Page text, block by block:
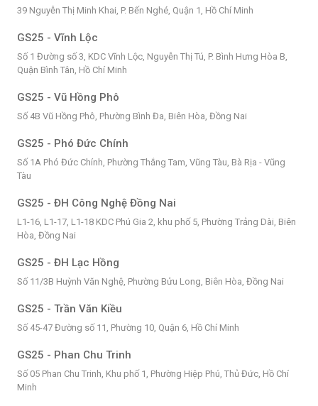
39 Nguyễn Thị Minh Khai, P. Bến Nghé, Quận 1, Hồ Chí Minh
GS25 - Vĩnh Lộc
Số 1 Đường số 3, KDC Vĩnh Lộc, Nguyễn Thị Tú, P. Bình Hưng Hòa B,
Quận Bình Tân, Hồ Chí Minh
GS25 - Vũ Hồng Phô
Số 4B Vũ Hồng Phô, Phường Bình Đa, Biên Hòa, Đồng Nai
GS25 - Phó Đức Chính
Số 1A Phó Đức Chính, Phường Thắng Tam, Vũng Tàu, Bà Rịa - Vũng
Tàu
GS25 - ĐH Công Nghệ Đồng Nai
L1-16, L1-17, L1-18 KDC Phú Gia 2, khu phố 5, Phường Trảng Dài, Biên
Hòa, Đồng Nai
GS25 - ĐH Lạc Hồng
Số 11/3B Huỳnh Văn Nghệ, Phường Bửu Long, Biên Hòa, Đồng Nai
GS25 - Trần Văn Kiều
Số 45-47 Đường số 11, Phường 10, Quận 6, Hồ Chí Minh
GS25 - Phan Chu Trinh
Số 05 Phan Chu Trinh, Khu phố 1, Phường Hiệp Phú, Thủ Đức, Hồ Chí
Minh